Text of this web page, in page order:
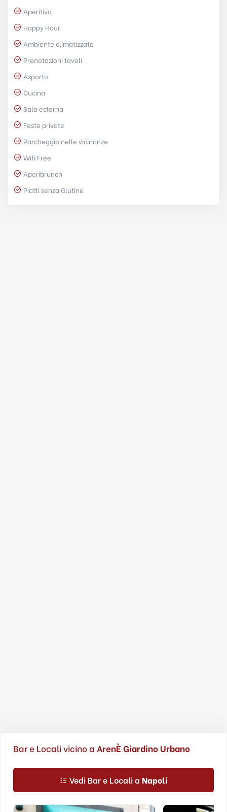
Aperitivo
Happy Hour
Ambiente climatizzato
Prenotazioni tavoli
Asporto
Cucina
Sala esterna
Feste private
Parcheggio nelle vicinanze
Wifi Free
Aperibrunch
Piatti senza Glutine
Bar e Locali vicino a ArenÈ Giardino Urbano
Vedi Bar e Locali a Napoli